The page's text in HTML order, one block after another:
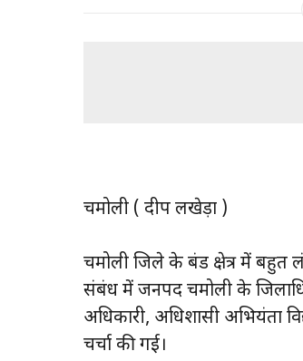
चमोली ( प्रदीप लखेड़ा )
चमोली जिले के बंड क्षेत्र में बहुत
संबंध में जनपद चमोली के
अधिकारी, अधिशासी अभियंता
चर्चा की गई।